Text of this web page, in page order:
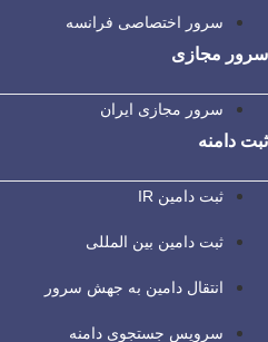
سرور اختصاصی فرانسه
سرور مجازی
سرور مجازی ایران
ثبت دامنه
ثبت دامین IR
ثبت دامین بین المللی
انتقال دامین به جهش سرور
سرویس جستجوی دامنه